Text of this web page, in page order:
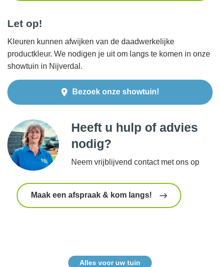
Let op!
Kleuren kunnen afwijken van de daadwerkelijke
productkleur. We nodigen je uit om langs te komen in onze
showtuin in Nijverdal.
Bezoek onze showtuin!
Heeft u hulp of advies
nodig?
Neem vrijblijvend contact met ons op
Maak een afspraak & kom langs!
Alles voor uw tuin